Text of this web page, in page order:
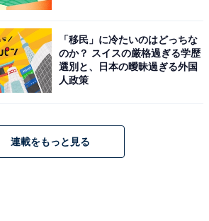
「移民」に冷たいのはどっちな
のか？ スイスの厳格過ぎる学歴
選別と、日本の曖昧過ぎる外国
人政策
連載をもっと見る